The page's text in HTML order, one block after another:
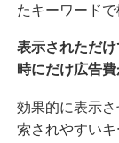
たキーワードで
表示されただ
時にだけ広告
効果的に表示
索されやすい